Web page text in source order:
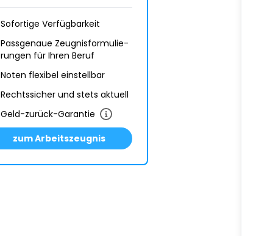
Sofortige Verfügbarkeit
Passgenaue Zeugnis­formulie­
rungen für Ihren Beruf
Noten flexibel einstellbar
Rechtssicher und stets aktuell
Geld-zurück-Garantie
zum Arbeitszeugnis